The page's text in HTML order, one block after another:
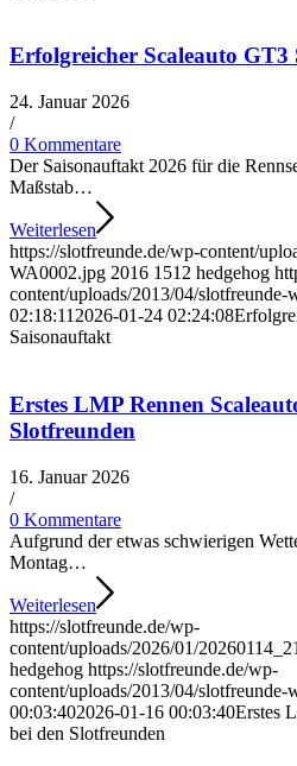
Erfolgreicher Scaleauto GT3
24. Januar 2026
/
0 Kommentare
Der Saisonauftakt 2026 für die
Maßstab…
Weiterlesen
https://slotfreunde.de/wp-content/
WA0002.jpg 2016 1512 hedgehog
content/uploads/2013/04/slotfreunde-
02:18:11 2026-01-24 02:24:08
Saisonauftakt
Erstes LMP Rennen
Slotfreunden
16. Januar 2026
/
0 Kommentare
Aufgrund der etwas schwierigen
Montag…
Weiterlesen
https://slotfreunde.de/wp-
content/uploads/2026/01/
hedgehog https://slotfreunde.de/wp-
content/uploads/2013/04/slotfreunde-
00:03:402026-01-16 00:03:40Erstes
bei den Slotfreunden